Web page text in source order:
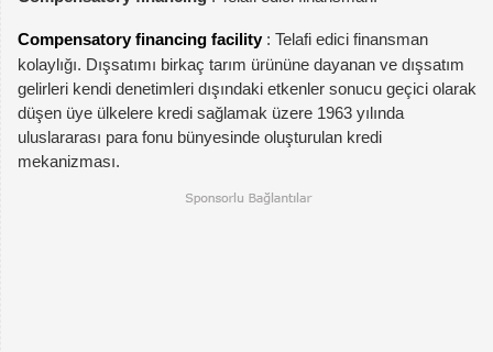
Compensatory financing facility : Telafi edici finansman
kolaylığı. Dışsatımı birkaç tarım ürününe dayanan ve dışsatım
gelirleri kendi denetimleri dışındaki etkenler sonucu geçici olarak
düşen üye ülkelere kredi sağlamak üzere 1963 yılında
uluslararası para fonu bünyesinde oluşturulan kredi
mekanizması.